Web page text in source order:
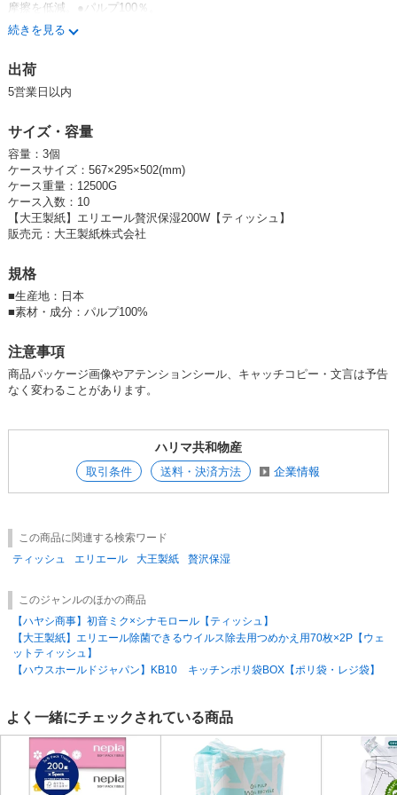
摩擦を低減。●パルプ100％。
関連ワード： ティッシュ
大王製紙 商品一覧
続きを見る
出荷
5営業日以内
サイズ・容量
容量：3個
ケースサイズ：567×295×502(mm)
ケース重量：12500G
ケース入数：10
【大王製紙】エリエール贅沢保湿200W【ティッシュ】
販売元：大王製紙株式会社
規格
■生産地：日本
■素材・成分：パルプ100%
注意事項
商品パッケージ画像やアテンションシール、キャッチコピー・文言は予告
なく変わることがあります。
ハリマ共和物産
取引条件 送料・決済方法 企業情報
この商品に関連する検索ワード
ティッシュ
エリエール 大王製紙 贅沢保湿
このジャンルのほかの商品
【ハヤシ商事】初音ミク×シナモロール【ティッシュ】
【大王製紙】エリエール除菌できるウイルス除去用つめかえ用70枚×2P【ウェ
ットティッシュ】
【ハウスホールドジャパン】KB10 キッチンポリ袋BOX【ポリ袋・レジ袋】
よく一緒にチェックされている商品